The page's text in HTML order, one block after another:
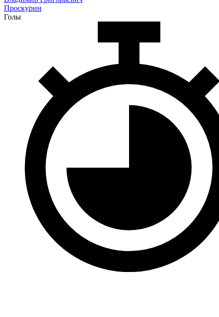
Проскурин
Голы